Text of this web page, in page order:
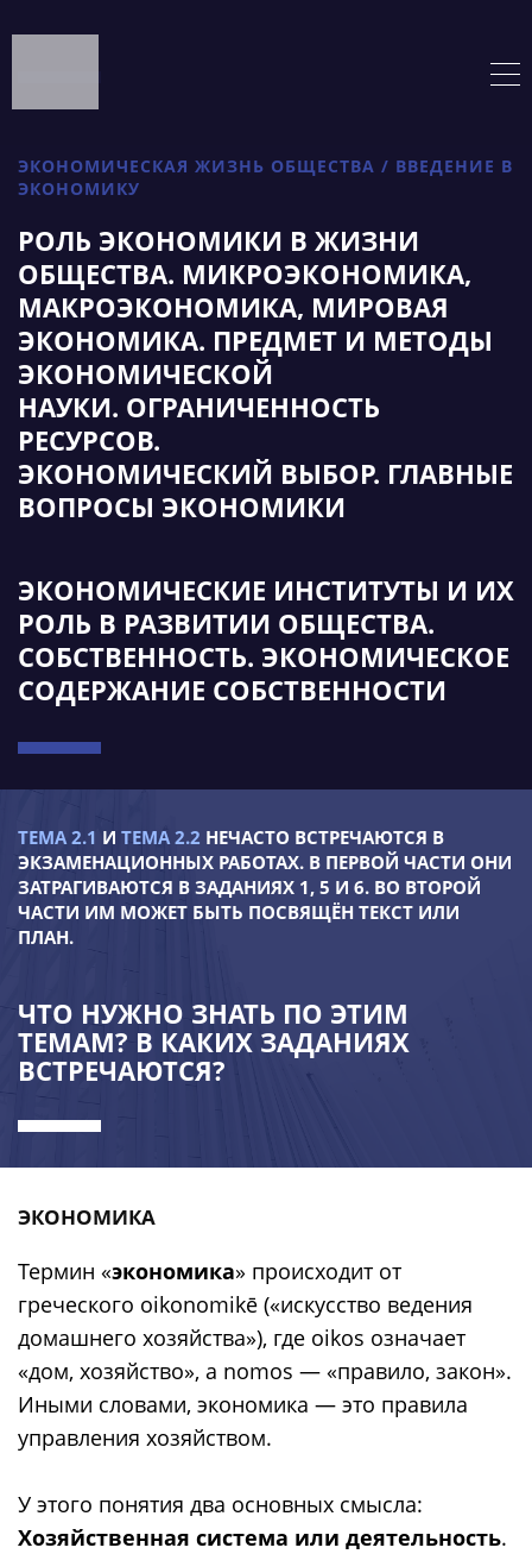
ЭКОНОМИЧЕСКАЯ ЖИЗНЬ ОБЩЕСТВА / ВВЕДЕНИЕ В
ЭКОНОМИКУ
РОЛЬ ЭКОНОМИКИ В ЖИЗНИ
ОБЩЕСТВА. МИКРОЭКОНОМИКА,
МАКРОЭКОНОМИКА, МИРОВАЯ
ЭКОНОМИКА. ПРЕДМЕТ И МЕТОДЫ
ЭКОНОМИЧЕСКОЙ
НАУКИ. ОГРАНИЧЕННОСТЬ
РЕСУРСОВ.
ЭКОНОМИЧЕСКИЙ ВЫБОР. ГЛАВНЫЕ
ВОПРОСЫ ЭКОНОМИКИ
ЭКОНОМИЧЕСКИЕ ИНСТИТУТЫ И ИХ
РОЛЬ В РАЗВИТИИ ОБЩЕСТВА.
СОБСТВЕННОСТЬ. ЭКОНОМИЧЕСКОЕ
СОДЕРЖАНИЕ СОБСТВЕННОСТИ
ТЕМА 2.1 И ТЕМА 2.2 НЕЧАСТО ВСТРЕЧАЮТСЯ В
ЭКЗАМЕНАЦИОННЫХ РАБОТАХ. В ПЕРВОЙ ЧАСТИ ОНИ
ЗАТРАГИВАЮТСЯ В ЗАДАНИЯХ 1, 5 И 6. ВО ВТОРОЙ
ЧАСТИ ИМ МОЖЕТ БЫТЬ ПОСВЯЩЁН ТЕКСТ ИЛИ
ПЛАН.
ЧТО НУЖНО ЗНАТЬ ПО ЭТИМ
ТЕМАМ? В КАКИХ ЗАДАНИЯХ
ВСТРЕЧАЮТСЯ?
ЭКОНОМИКА
Термин «экономика» происходит от
греческого oikonomikē («искусство ведения
домашнего хозяйства»), где oikos означает
«дом, хозяйство», а nomos — «правило, закон».
Иными словами, экономика — это правила
управления хозяйством.
У этого понятия два основных смысла:
Хозяйственная система или деятельность.